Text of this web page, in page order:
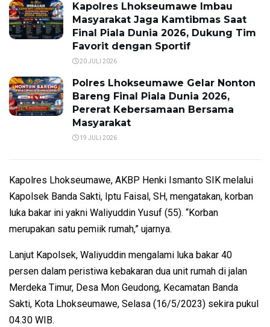
Kapolres Lhokseumawe Imbau
Masyarakat Jaga Kamtibmas Saat
Final Piala Dunia 2026, Dukung Tim
Favorit dengan Sportif
20 JULI 2026
Polres Lhokseumawe Gelar Nonton
Bareng Final Piala Dunia 2026,
Pererat Kebersamaan Bersama
Masyarakat
19 JULI 2026
Kapolres Lhokseumawe, AKBP Henki Ismanto SIK melalui
Kapolsek Banda Sakti, Iptu Faisal, SH, mengatakan, korban
luka bakar ini yakni Waliyuddin Yusuf (55). “Korban
merupakan satu pemiik rumah,” ujarnya.
Lanjut Kapolsek, Waliyuddin mengalami luka bakar 40
persen dalam peristiwa kebakaran dua unit rumah di jalan
Merdeka Timur, Desa Mon Geudong, Kecamatan Banda
Sakti, Kota Lhokseumawe, Selasa (16/5/2023) sekira pukul
04.30 WIB.